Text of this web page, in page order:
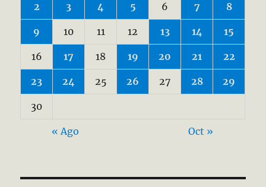
2 3 4 5 6 7 8
9 10 11 12 13 14 15
16 17 18 19 20 21 22
23 24 25 26 27 28 29
30
« Ago Oct »